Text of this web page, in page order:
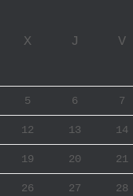
X J V
5 6 7
12 13 14
19 20 21
26 27 28